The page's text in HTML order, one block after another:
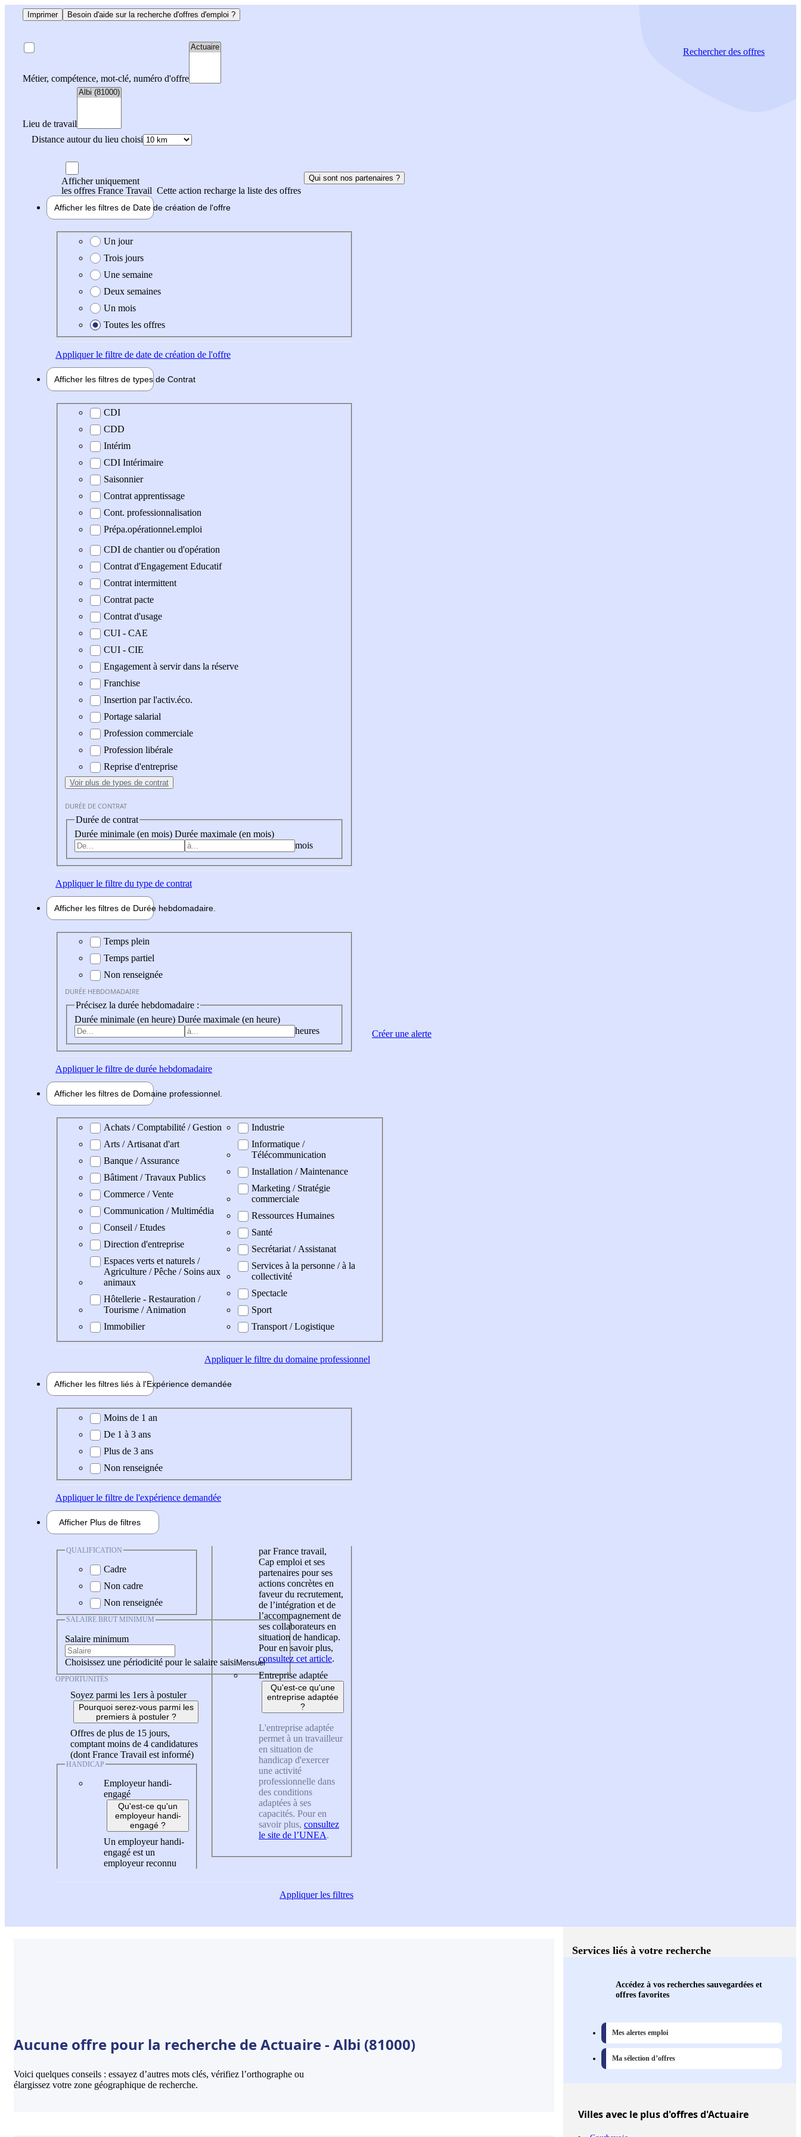
Imprimer Besoin d'aide sur la recherche d'offres d'emploi ?
Métier, compétence, mot-clé, numéro d'offre
Lieu de travail
Distance autour du lieu choisi
Rechercherdes offres
Afficher uniquement
les offres France Travail Cette action recharge la liste des offres
Qui sont nos partenaires ?
Afficher les filtres de Date de création de l'offre
Date de création de l'offre
Un jour
Trois jours
Une semaine
Deux semaines
Un mois
Toutes les offres
Appliquerle filtre de date de création de l'offre
Afficher les filtres de types de Contrat
Type de contrat
CDI
CDD
Intérim
CDI Intérimaire
Saisonnier
Contrat apprentissage
Cont. professionnalisation
Prépa.opérationnel.emploi
CDI de chantier ou d'opération
Contrat d'Engagement Educatif
Contrat intermittent
Contrat pacte
Contrat d'usage
CUI - CAE
CUI - CIE
Engagement à servir dans la réserve
Franchise
Insertion par l'activ.éco.
Portage salarial
Profession commerciale
Profession libérale
Reprise d'entreprise
Voir plus de types de contrat
DURÉE DE CONTRAT
Durée de contrat
Durée minimale (en mois) Durée maximale (en mois)
mois
Appliquerle filtre du type de contrat
Afficher les filtres de Durée hebdomadaire
Durée hebdomadaire
Temps plein
Temps partiel
Non renseignée
DURÉE HEBDOMADAIRE
Précisez la durée hebdomadaire :
Durée minimale (en heure) Durée maximale (en heure)
heures
Appliquerle filtre de durée hebdomadaire
Afficher les filtres de Domaine professionnel
Domaine professionel
Achats / Comptabilité / Gestion
Arts / Artisanat d'art
Banque / Assurance
Bâtiment / Travaux Publics
Commerce / Vente
Communication / Multimédia
Conseil / Etudes
Direction d'entreprise
Espaces verts et naturels /
Agriculture / Pêche / Soins aux
animaux
Hôtellerie - Restauration /
Tourisme / Animation
Immobilier
Industrie
Informatique /
Télécommunication
Installation / Maintenance
Marketing / Stratégie
commerciale
Ressources Humaines
Santé
Secrétariat / Assistanat
Services à la personne / à la
collectivité
Spectacle
Sport
Transport / Logistique
Appliquerle filtre du domaine professionnel
Afficher les filtres liés à l'Expérience demandée
Expérience demandée
Moins de 1 an
De 1 à 3 ans
Plus de 3 ans
Non renseignée
Appliquerle filtre de l'expérience demandée
Afficher Plus de filtres
QUALIFICATION
Cadre
Non cadre
Non renseignée
SALAIRE BRUT MINIMUM
Salaire minimum
Choisissez une périodicité pour le salaire saisi
OPPORTUNITÉS
Soyez parmi les 1ers à postuler
Pourquoi serez-vous parmi les
premiers à postuler ?
Offres de plus de 15 jours,
comptant moins de 4 candidatures
(dont France Travail est informé)
HANDICAP
Employeur handi-
engagé
Qu'est-ce qu'un
employeur handi-
engagé ?
Un employeur handi-
engagé est un
employeur reconnu
par France travail,
Cap emploi et ses
partenaires pour ses
actions concrètes en
faveur du recrutement,
de l’intégration et de
l’accompagnement de
ses collaborateurs en
situation de handicap.
Pour en savoir plus,
consultez cet article.
Entreprise adaptée
Qu'est-ce qu'une
entreprise adaptée
?
L'entreprise adaptée
permet à un travailleur
en situation de
handicap d'exercer
une activité
professionnelle dans
des conditions
adaptées à ses
capacités. Pour en
savoir plus, consultez
le site de l’UNEA.
Appliquerles filtres
Créer une alerte
Aucune offre pour la recherche de Actuaire - Albi (81000)
Voici quelques conseils : essayez d’autres mots clés, vérifiez l’orthographe ou
élargissez votre zone géographique de recherche.
Services liés à votre recherche
Accédez à vos recherches sauvegardées et
offres favorites
Mes alertes emploi
Ma sélection d’offres
Villesavec le plus d'offres d'Actuaire